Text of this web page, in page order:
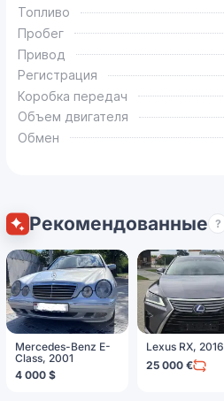
Топливо
Пробег
Привод
Регистрация
Коробка передач
Объем двигателя
Обмен
Рекомендованные ?
Mercedes-Benz E-
Class, 2001
4 000 $
Lexus RX, 2016
25 000 €